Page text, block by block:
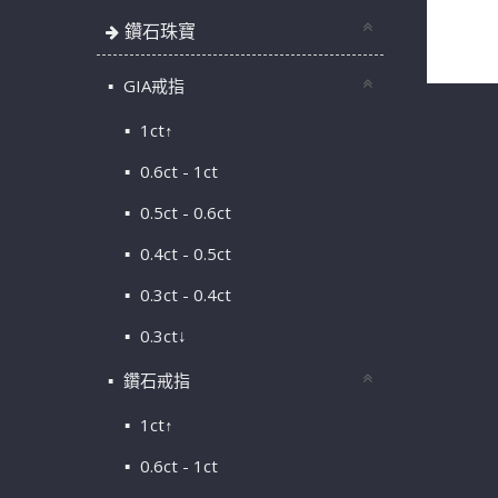
鑽石珠寶
GIA戒指
1ct↑
0.6ct - 1ct
0.5ct - 0.6ct
0.4ct - 0.5ct
0.3ct - 0.4ct
0.3ct↓
鑽石戒指
1ct↑
0.6ct - 1ct